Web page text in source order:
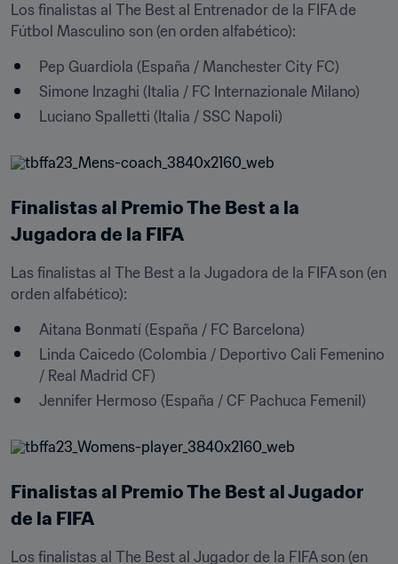
Los finalistas al The Best al Entrenador de la FIFA de
Fútbol Masculino son (en orden alfabético):
Pep Guardiola (España / Manchester City FC)
Simone Inzaghi (Italia / FC Internazionale Milano)
Luciano Spalletti (Italia / SSC Napoli)
Finalistas al Premio The Best a la
Jugadora de la FIFA
Las finalistas al The Best a la Jugadora de la FIFA son (en
orden alfabético):
Aitana Bonmatí (España / FC Barcelona)
Linda Caicedo (Colombia / Deportivo Cali Femenino
/ Real Madrid CF)
Jennifer Hermoso (España / CF Pachuca Femenil)
Finalistas al Premio The Best al Jugador
de la FIFA
Los finalistas al The Best al Jugador de la FIFA son (en